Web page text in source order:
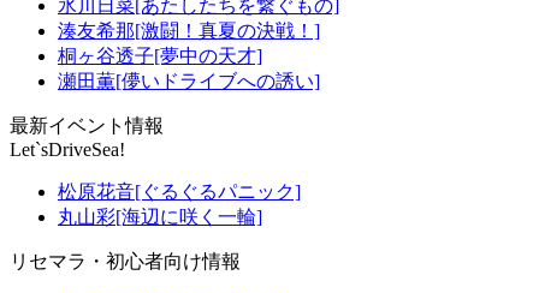
氷川日菜[あたしたちを繋ぐもの]
湊友希那[激闘！真夏の決戦！]
桐ヶ谷透子[夢中の天才]
瀬田薫[儚いドライブへの誘い]
最新イベント情報
Let`sDriveSea!
松原花音[ぐるぐるパニック]
丸山彩[海辺に咲く一輪]
リセマラ・初心者向け情報